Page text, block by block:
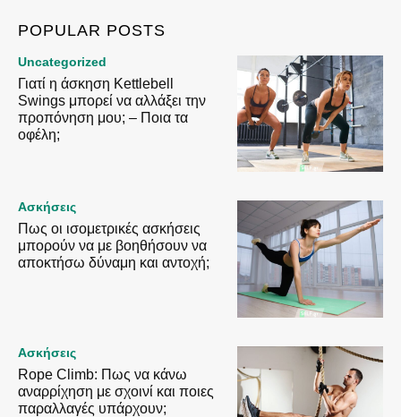
POPULAR POSTS
Uncategorized
Γιατί η άσκηση Kettlebell
Swings μπορεί να αλλάξει την
προπόνηση μου; – Ποια τα
οφέλη;
Ασκήσεις
Πως οι ισομετρικές ασκήσεις
μπορούν να με βοηθήσουν να
αποκτήσω δύναμη και αντοχή;
Ασκήσεις
Rope Climb: Πως να κάνω
αναρρίχηση με σχοινί και ποιες
παραλλαγές υπάρχουν;